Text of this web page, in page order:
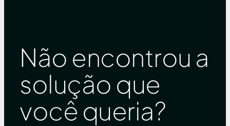
Não encontrou a
solução que
você queria?